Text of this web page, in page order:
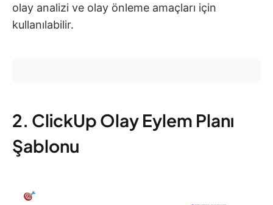
olay analizi ve olay önleme amaçları için
kullanılabilir.
2. ClickUp Olay Eylem Planı
Şablonu